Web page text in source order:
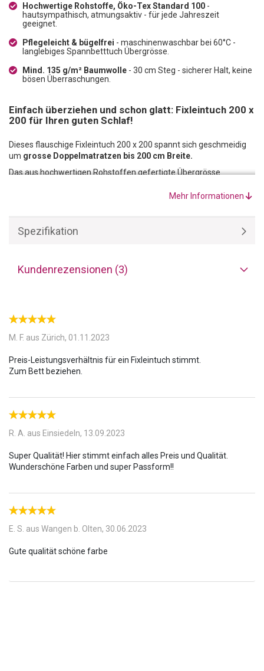
Hochwertige Rohstoffe, Öko-Tex Standard 100 -
hautsympathisch, atmungsaktiv - für jede Jahreszeit
geeignet.
Pflegeleicht & bügelfrei - maschinenwaschbar bei 60°C -
langlebiges Spannbetttuch Übergrösse.
Mind. 135 g/m² Baumwolle - 30 cm Steg - sicherer Halt, keine
bösen Überraschungen.
Einfach überziehen und schon glatt: Fixleintuch 200 x
200 für Ihren guten Schlaf!
Dieses flauschige Fixleintuch 200 x 200 spannt sich geschmeidig
um grosse Doppelmatratzen bis 200 cm Breite.
Das aus hochwertigen Rohstoffen gefertigte Übergrösse
garantiert ein angenehmes Schlafklima in jeder Jahreszeit.
Mehr Informationen
Spezifikation
Kundenrezensionen (3)
M. F. aus Zürich, 01.11.2023
Preis-Leistungsverhältnis für ein Fixleintuch stimmt.
R. A. aus Einsiedeln, 13.09.2023
Super Qualität! Hier stimmt einfach alles Preis und Qualität.
E. S. aus Wangen b. Olten, 30.06.2023